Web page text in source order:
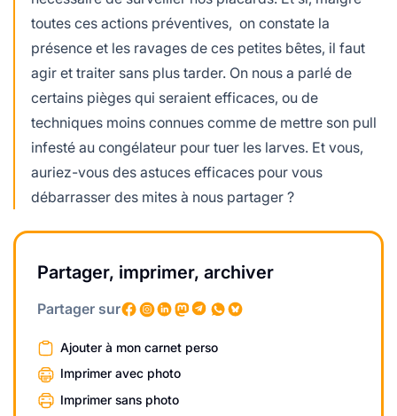
toutes ces actions préventives, on constate la
présence et les ravages de ces petites bêtes, il faut
agir et traiter sans plus tarder. On nous a parlé de
certains pièges qui seraient efficaces, ou de
techniques moins connues comme de mettre son pull
infesté au congélateur pour tuer les larves. Et vous,
auriez-vous des astuces efficaces pour vous
débarrasser des mites à nous partager ?
Partager, imprimer, archiver
Partager sur
Ajouter à mon carnet perso
Imprimer avec photo
Imprimer sans photo